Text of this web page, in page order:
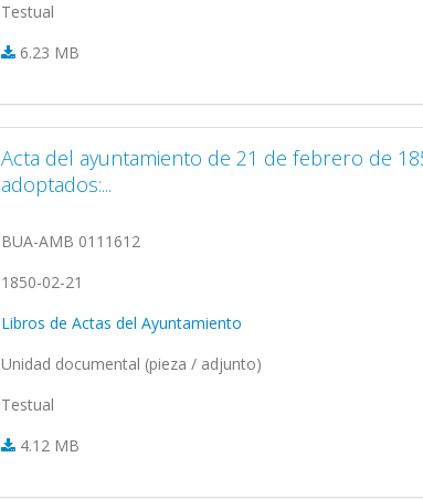
Testual
6.23 MB
Acta del ayuntamiento de 21 de febrero de
adoptados:...
BUA-AMB 0111612
1850-02-21
Libros de Actas del Ayuntamiento
Unidad documental (pieza / adjunto)
Testual
4.12 MB